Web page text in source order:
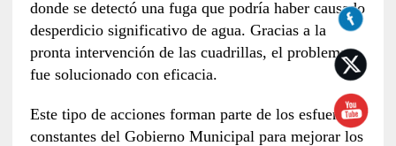
donde se detectó una fuga que podría haber causado
desperdicio significativo de agua. Gracias a la
pronta intervención de las cuadrillas, el problema
fue solucionado con eficacia.
Este tipo de acciones forman parte de los esfuerzos
constantes del Gobierno Municipal para mejorar los